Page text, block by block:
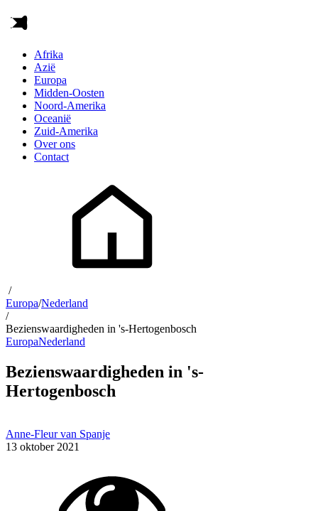
Afrika
Azië
Europa
Midden-Oosten
Noord-Amerika
Oceanië
Zuid-Amerika
Over ons
Contact
/
Europa/Nederland
/
Bezienswaardigheden in 's-Hertogenbosch
EuropaNederland
Bezienswaardigheden in 's-
Hertogenbosch
Anne-Fleur van Spanje
13 oktober 2021